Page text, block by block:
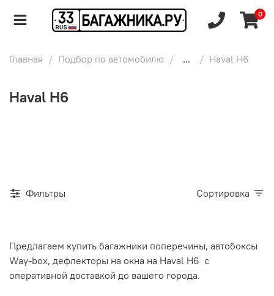
0
Главная Подбор по автомобилю ... Haval H6
Haval H6
Фильтры Сортировка
Предлагаем купить багажники поперечины, автобоксы
Way-box, дефлекторы на окна на Haval H6 с
оперативной доставкой до вашего города.